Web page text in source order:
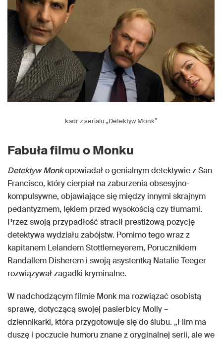
kadr z serialu „Detektyw Monk”
Fabuła filmu o Monku
Detektyw Monkopowiadał o genialnym detektywie z San
Francisco, który cierpiał na zaburzenia obsesyjno-
kompulsywne, objawiające się między innymi skrajnym
pedantyzmem, lękiem przed wysokością czy tłumami.
Przez swoją przypadłość stracił prestiżową pozycję
detektywa wydziału zabójstw. Pomimo tego wraz z
kapitanem Lelandem Stottlemeyerem, Porucznikiem
Randallem Disherem i swoją asystentką Natalie Teeger
rozwiązywał zagadki kryminalne.
W nadchodzącym filmie Monk ma rozwiązać osobistą
sprawę, dotyczącą swojej pasierbicy Molly –
dziennikarki, która przygotowuje się do ślubu. „Film ma
duszę i poczucie humoru znane z oryginalnej serii, ale we